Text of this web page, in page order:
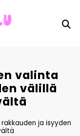
valinta
välillä
ja isyyden